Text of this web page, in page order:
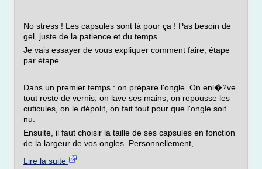
No stress ! Les capsules sont là pour ça ! Pas besoin de
gel, juste de la patience et du temps.
Je vais essayer de vous expliquer comment faire, étape
par étape.
Dans un premier temps : on prépare l'ongle. On enl�?ve
tout reste de vernis, on lave ses mains, on repousse les
cuticules, on le dépolit, on fait tout pour que l'ongle soit
nu.
Ensuite, il faut choisir la taille de ses capsules en fonction
de la largeur de vos ongles. Personnellement,...
Lire la suite